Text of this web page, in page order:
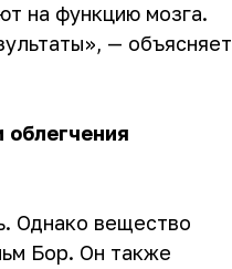
на функцию мозга.
— объясняет
Однако вещество
Бор. Он также